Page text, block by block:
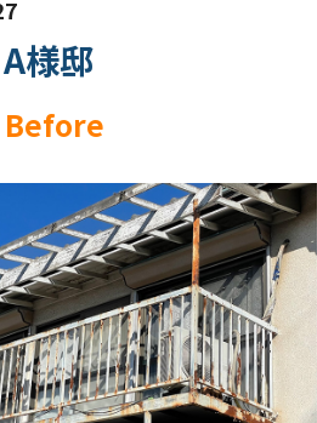
様邸
Before